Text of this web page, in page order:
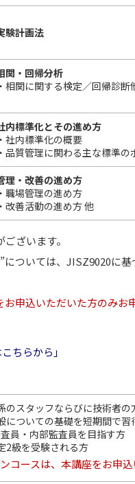
験計画法
関・回帰分析
・相関に関する検定／回帰診断
内標準化とその進め方
・社内標準化の概要
・品質管理に関わる主な標準の
理・改善の進め方
・職場管理の進め方
・改善活動の進め方 他
ざいます。
ついては、JISZ9020に基
申込いただいた方のみお
ちらから」
のスタッフならびに技術者の
についての基礎を短期間で習
員・内部監査員を目指す方
2級を受験される方
コースは、本講座をお申込